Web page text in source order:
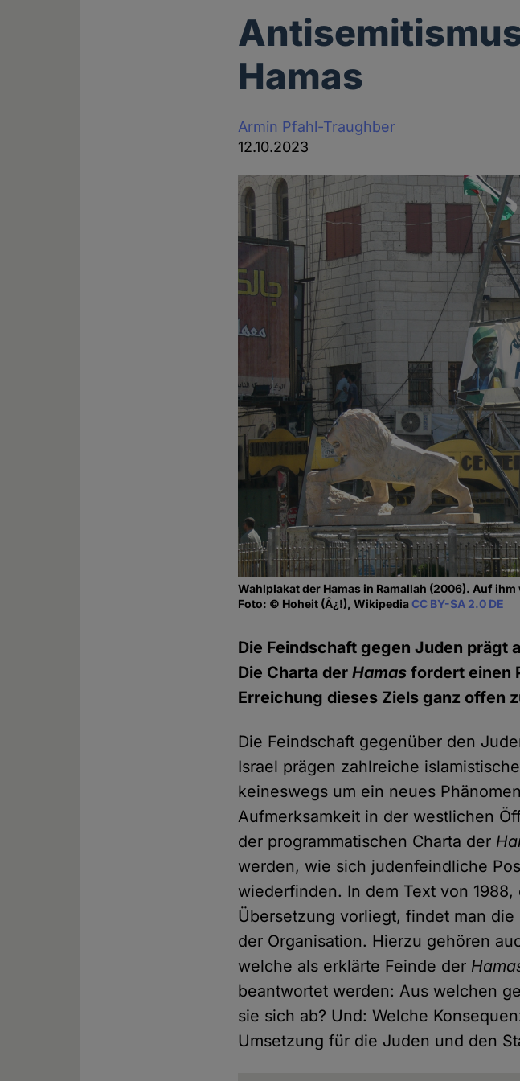
Hamas
Armin Pfahl-Traughber
12.10.2023
Wahlplakat der Hamas in Ramallah (2006). Auf
Foto: © Hoheit (Â¿!), WikipediaCC BY-SA 2.0 DE
Die Feindschaft gegen Juden prägt
Die Charta derHamasfordert einen
Erreichung dieses Ziels ganz offen
Die Feindschaft gegenüber den
Israel prägen zahlreiche
keineswegs um ein neues
Aufmerksamkeit in der westlichen
der programmatischen Charta der
werden, wie sich judenfeindliche
wiederfinden. In dem Text von
Übersetzung vorliegt, findet man
der Organisation. Hierzu gehören
welche als erklärte Feinde der
beantwortet werden: Aus welchen
sie sich ab? Und: Welche
Umsetzung für die Juden und den